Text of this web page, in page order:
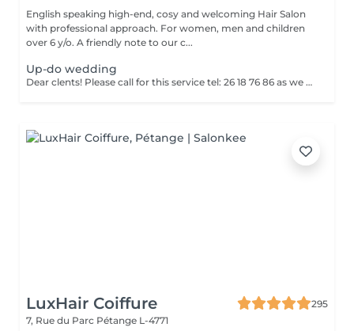
English speaking high-end, cosy and welcoming Hair Salon
with professional approach. For women, men and children
over 6 y/o. A friendly note to our c...
Up-do wedding
Dear clents! Please call for this service tel: 26 18 76 86 as we need to book a trial styling before the big day. Wash-blowout- pins-curls/straightincluded A test run is a must, at least a week before! (Included)
LuxHair Coiffure
295
7, Rue du Parc Pétange L-4771